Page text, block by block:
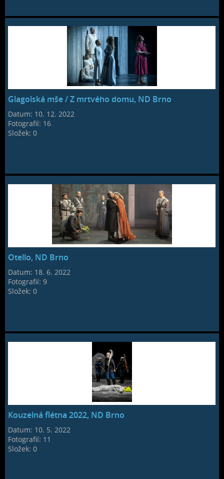
Glagolská mše / Z mrtvého domu, ND Brno
Datum: 10. 12. 2022
Fotografií: 16
Složek:0
Otello, ND Brno
Datum: 18. 6. 2022
Fotografií:9
Složek:0
Kouzelná flétna 2022, ND Brno
Datum: 10. 5. 2022
Fotografií: 11
Složek:0